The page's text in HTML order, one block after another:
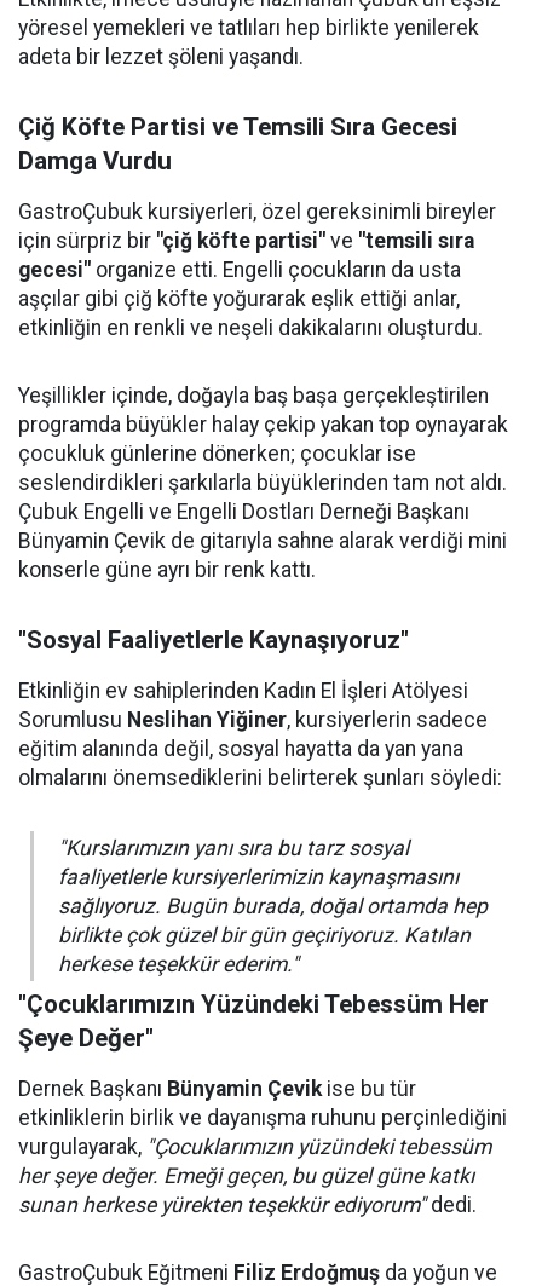
yöresel yemekleri ve tatlıları hep birlikte yenilerek
adeta bir lezzet şöleni yaşandı.
Çiğ Köfte Partisi ve Temsili Sıra Gecesi
Damga Vurdu
GastroÇubuk kursiyerleri, özel gereksinimli bireyler
için sürpriz bir "çiğ köfte partisi" ve "temsili sıra
gecesi" organize etti. Engelli çocukların da usta
aşçılar gibi çiğ köfte yoğurarak eşlik ettiği anlar,
etkinliğin en renkli ve neşeli dakikalarını oluşturdu.
Yeşillikler içinde, doğayla baş başa gerçekleştirilen
programda büyükler halay çekip yakan top oynayarak
çocukluk günlerine dönerken; çocuklar ise
seslendirdikleri şarkılarla büyüklerinden tam not aldı.
Çubuk Engelli ve Engelli Dostları Derneği Başkanı
Bünyamin Çevik de gitarıyla sahne alarak verdiği mini
konserle güne ayrı bir renk kattı.
"Sosyal Faaliyetlerle Kaynaşıyoruz"
Etkinliğin ev sahiplerinden Kadın El İşleri Atölyesi
Sorumlusu Neslihan Yiğiner, kursiyerlerin sadece
eğitim alanında değil, sosyal hayatta da yan yana
olmalarını önemsediklerini belirterek şunları söyledi:
"Kurslarımızın yanı sıra bu tarz sosyal
faaliyetlerle kursiyerlerimizin kaynaşmasını
sağlıyoruz. Bugün burada, doğal ortamda hep
birlikte çok güzel bir gün geçiriyoruz. Katılan
herkese teşekkür ederim."
"Çocuklarımızın Yüzündeki Tebessüm Her
Şeye Değer"
Dernek Başkanı Bünyamin Çevikise bu tür
etkinliklerin birlik ve dayanışma ruhunu perçinlediğini
vurgulayarak, "Çocuklarımızın yüzündeki tebessüm
her şeye değer. Emeği geçen, bu güzel güne katkı
sunan herkese yürekten teşekkür ediyorum"dedi.
GastroÇubuk Eğitmeni Filiz Erdoğmuş da yoğun ve